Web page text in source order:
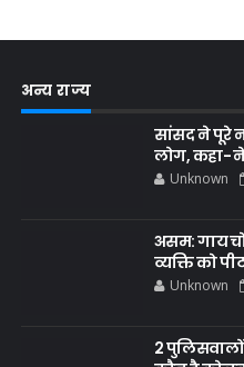
अन्य राज्य
सांसद ने पूरे
लोग, कहा-
Unknown
असम: गाय
व्यक्ति को
Unknown
2